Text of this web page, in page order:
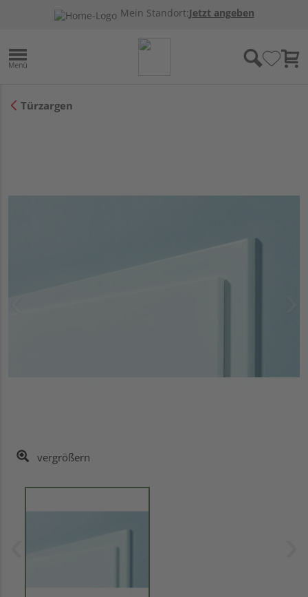
Mein Standort:Jetzt angeben
Türzargen
vergrößern